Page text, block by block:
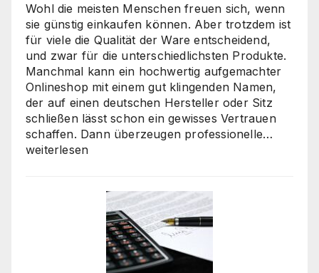
Wohl die meisten Menschen freuen sich, wenn
sie günstig einkaufen können. Aber trotzdem ist
für viele die Qualität der Ware entscheidend,
und zwar für die unterschiedlichsten Produkte.
Manchmal kann ein hochwertig aufgemachter
Onlineshop mit einem gut klingenden Namen,
der auf einen deutschen Hersteller oder Sitz
schließen lässt schon ein gewisses Vertrauen
schaffen. Dann überzeugen professionelle…
weiterlesen